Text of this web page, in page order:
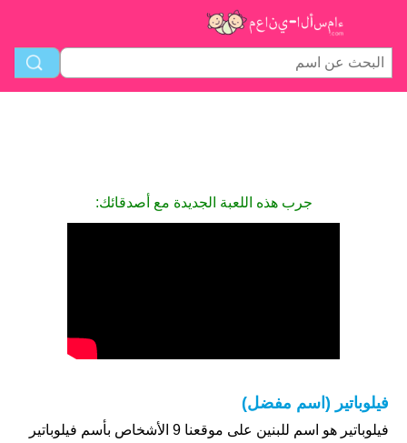
جرب هذه اللعبة الجديدة مع أصدقائك:
فيلوباتير (اسم مفضل)
فيلوباتير هو اسم للبنين على موقعنا 9 الأشخاص بأسم فيلوباتير